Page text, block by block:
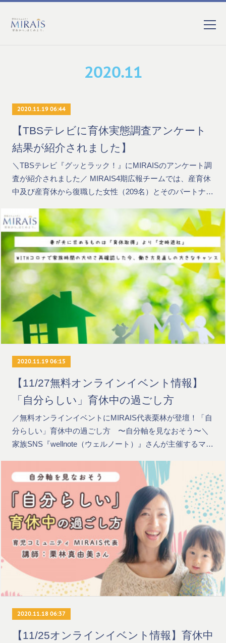
2020.11
2020.11.19 06:44
【TBSテレビに育休実態調査アンケート
結果が紹介されました】
＼TBSテレビ『グッとラック！』にMIRAISのアンケート調
査が紹介されました／ MIRAIS4期広報チームでは、産育休
中及び産育休から復職した女性（209名）とそのパートナ…
2020.11.19 06:15
【11/27無料オンラインイベント情報】
「自分らしい」育休中の過ごし方
／無料オンラインイベントにMIRAIS代表栗林が登壇！「自
分らしい」育休中の過ごし方 〜自分軸を見なおそう〜＼
家族SNS『wellnote（ウェルノート）』さんが主催するマ…
2020.11.18 06:37
【11/25オンラインイベント情報】育休中